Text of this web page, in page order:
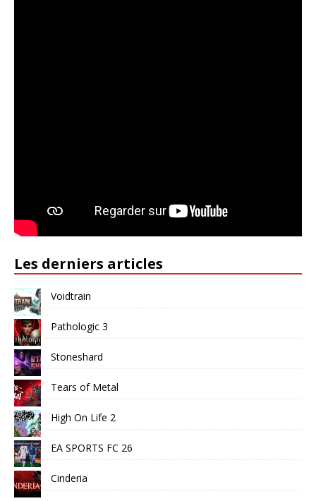
Les derniers articles
Voidtrain
Pathologic 3
Stoneshard
Tears of Metal
High On Life 2
EA SPORTS FC 26
Cinderia